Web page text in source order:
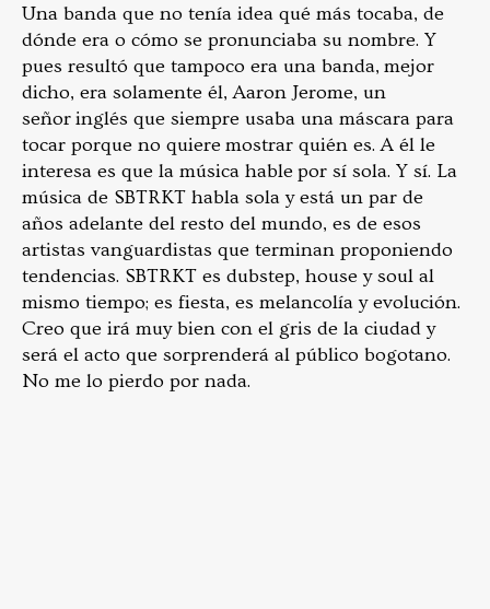
Una banda que no tenía idea qué más tocaba, de
dónde era o cómo se pronunciaba su nombre. Y
pues resultó que tampoco era una banda, mejor
dicho, era solamente él, Aaron Jerome, un
señor inglés que siempre usaba una máscara para
tocar porque no quiere mostrar quién es. A él le
interesa es que la música hable por sí sola. Y sí. La
música de SBTRKT habla sola y está un par de
años adelante del resto del mundo, es de esos
artistas vanguardistas que terminan proponiendo
tendencias. SBTRKT es dubstep, house y soul al
mismo tiempo; es fiesta, es melancolía y evolución.
Creo que irá muy bien con el gris de la ciudad y
será el acto que sorprenderá al público bogotano.
No me lo pierdo por nada.